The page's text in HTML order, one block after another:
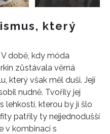
který
době, kdy móda
zůstávala věrná
který však měl duši. Její
nudně. Tvořily jej
lehkostí, kterou by jí šlo
patřily ty nejjednodušší
v kombinaci s